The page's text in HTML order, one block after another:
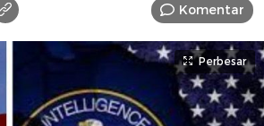
Komentar
Perbesar